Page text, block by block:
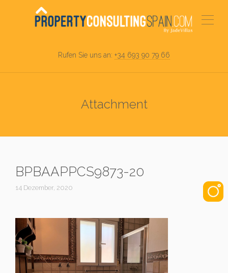
Rufen Sie uns an: +34 693 90 79 66
Attachment
BPBAAPPCS9873-20
14 Dezember, 2020